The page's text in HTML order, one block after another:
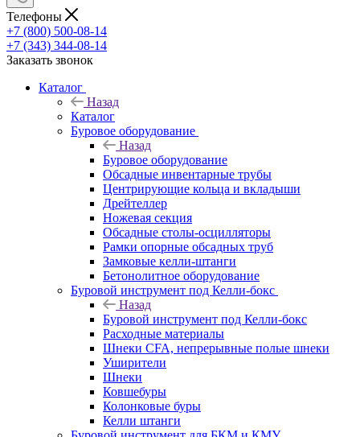
Телефоны
+7 (800) 500-08-14
+7 (343) 344-08-14
Заказать звонок
Каталог
Назад
Каталог
Буровое оборудование
Назад
Буровое оборудование
Обсадные инвентарные трубы
Центрирующие кольца и вкладыши
Дрейтеллер
Ножевая секция
Обсадные столы-осцилляторы
Рамки опорные обсадных труб
Замковые келли-штанги
Бетонолитное оборудование
Буровой инструмент под Келли-бокс
Назад
Буровой инструмент под Келли-бокс
Расходные материалы
Шнеки CFA, непрерывные полые шнеки
Уширители
Шнеки
Ковшебуры
Колонковые буры
Келли штанги